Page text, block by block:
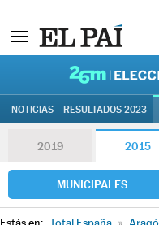
NOTICIAS RESULTADOS 2023
2019 2015
MUNICIPALES